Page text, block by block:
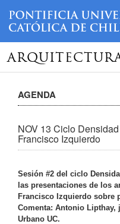
AGENDA
NOV 13 Ciclo
Francisco Izquierdo
Sesión #2 del ciclo
las presentaciones de los
Francisco Izquierdo sobre
Comenta: Antonio Lipthay,
Urbano UC.